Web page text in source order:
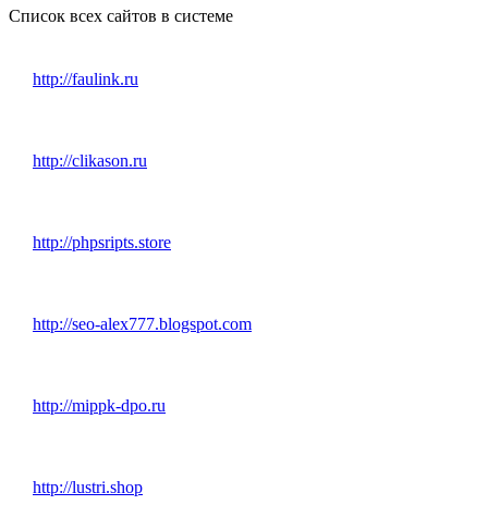
Список всех сайтов в системе
http://faulink.ru
http://clikason.ru
http://phpsripts.store
http://seo-alex777.blogspot.com
http://mippk-dpo.ru
http://lustri.shop